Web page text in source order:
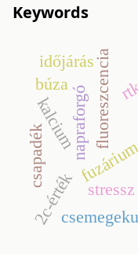
Keywords
napraforgófluoreszcencia
stressz
kalcium
2c-érték
időjárás
csapadék
búza